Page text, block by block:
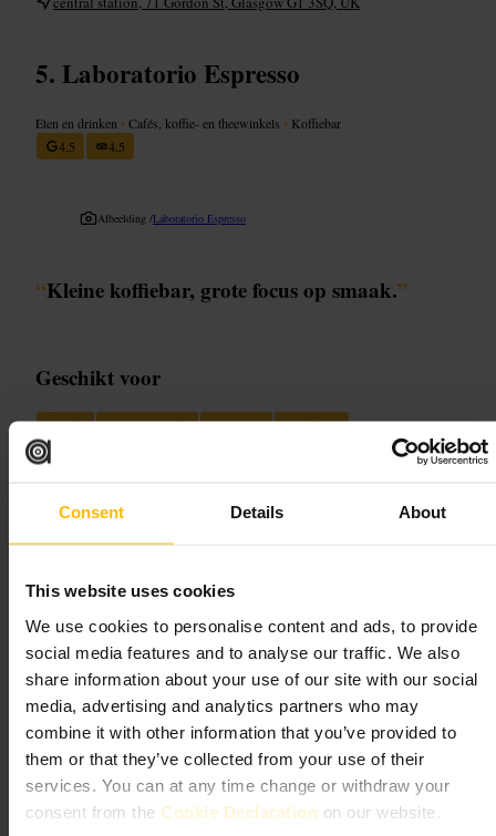
Consent Details About
This website uses cookies
We use cookies to personalise content and ads, to provide
social media features and to analyse our traffic. We also
share information about your use of our site with our social
media, advertising and analytics partners who may
combine it with other information that you’ve provided to
them or that they’ve collected from your use of their
services. You can at any time change or withdraw your
consent from the Cookie Declaration on our website.
Laboratorio Espresso
Eten en drinken •Cafés, koffie- en theewinkels • Koffiebar
4,5
4,5
Afbeelding /Laboratorio Espresso
“Kleine koffiebar, grote focus op smaak.”
Geschikt voor
#Koffie #Specialtykoffie #Glasgow #Koffiebar
#
Wat u kunt verwachten
scoren vaak hoog. Er zijn versgebakken zoetigheden zoals
pistache‑canoli. Personeel is attent en bereid om je over de bonen te
adviseren.
Plan uw bezoek
Kom vroeg als je een raamzit wilt. Bestel warme espressodranken voor
een duidelijkere koffiesmaak, want sommige koude dranken kunnen
milder uitvallen. Vraag naar de beschikbare zoetigheden; populaire
items kunnen snel op raken. Niet de beste plek voor lange werksets
vanwege de beperkte ruimte, wel ideaal voor een korte pauze of een